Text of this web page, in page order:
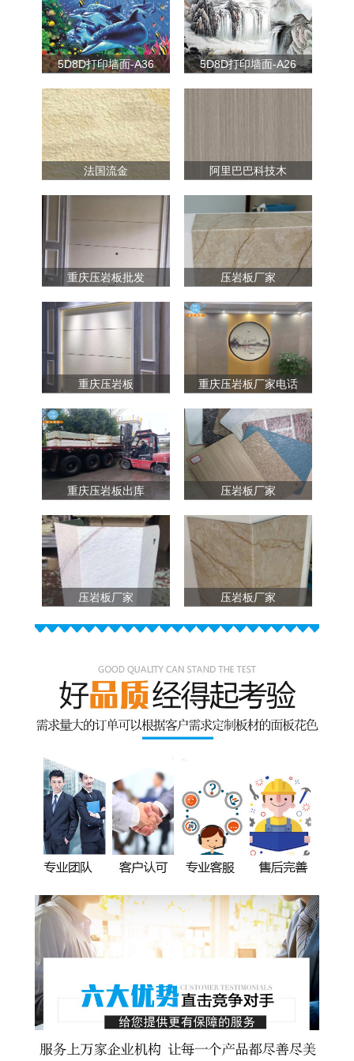
5D8D打印墙面-A36 5D8D打印墙面-A26
法国流金 阿里巴巴科技木
重庆压岩板批发 压岩板厂家
重庆压岩板 重庆压岩板厂家电话
重庆压岩板出库 压岩板厂家
压岩板厂家 压岩板厂家